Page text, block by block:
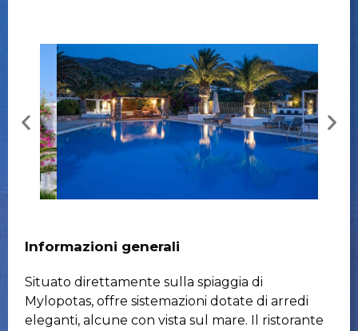
Informazioni generali
Situato direttamente sulla spiaggia di
Mylopotas, offre sistemazioni dotate di arredi
eleganti, alcune con vista sul mare. Il ristorante